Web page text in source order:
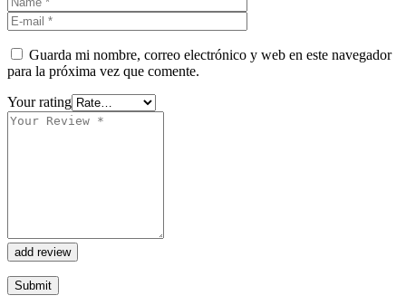
Guarda mi nombre, correo electrónico y web en este navegador
para la próxima vez que comente.
Your rating
add review